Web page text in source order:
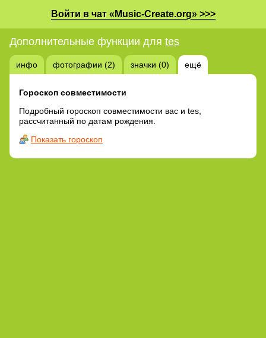
Войти в чат «Music-Create.org» >>>
Дополнительные функции для tes
инфо фотографии (2) значки (0) ещё
Гороскоп совместимости
Подробный гороскоп совместимости вас и tes,
рассчитанный по датам рождения.
Показать гороскоп